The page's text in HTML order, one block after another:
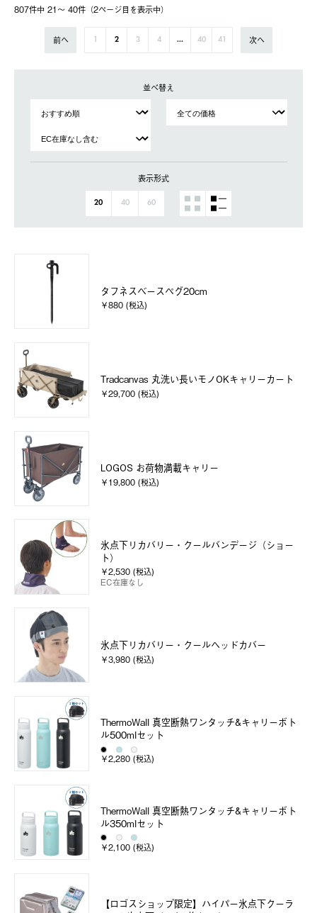
807件中 21〜 40件（2ページ⽬を表⽰中）
前へ 2 3 4 ... 40 41 次へ
並べ替え
表示形式
20 40 60
タフネスベースペグ20cm
￥880 (税込)
Tradcanvas 丸洗い長いモノOKキャリーカート
￥29,700 (税込)
LOGOS お荷物満載キャリー
￥19,800 (税込)
氷点下リカバリー・クールバンデージ（ショー
ト）
￥2,530 (税込)
EC在庫なし
氷点下リカバリー・クールヘッドカバー
￥3,980 (税込)
ThermoWall 真空断熱ワンタッチ&キャリーボト
ル500mlセット
￥2,280 (税込)
ThermoWall 真空断熱ワンタッチ&キャリーボト
ル350mlセット
￥2,100 (税込)
【ロゴスショップ限定】ハイパー氷点下クーラ